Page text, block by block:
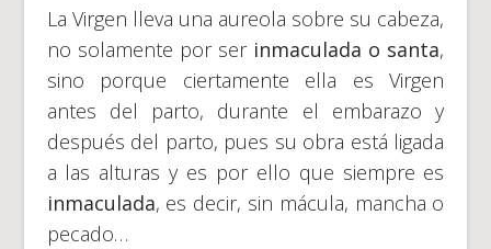
La Virgen lleva una aureola sobre su cabeza,
no solamente por ser inmaculada o santa,
sino porque ciertamente ella es Virgen
antes del parto, durante el embarazo y
después del parto, pues su obra está ligada
a las alturas y es por ello que siempre es
inmaculada, es decir, sin mácula, mancha o
pecado…